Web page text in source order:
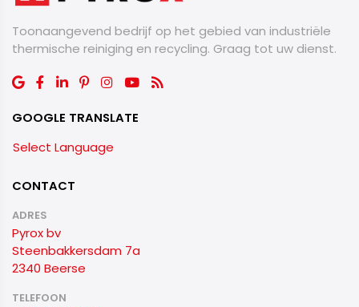
Toonaangevend bedrijf op het gebied van industriële
thermische reiniging en recycling. Graag tot uw dienst.
GOOGLE TRANSLATE
Select Language
CONTACT
ADRES
Pyrox bv
Steenbakkersdam 7a
2340 Beerse
TELEFOON